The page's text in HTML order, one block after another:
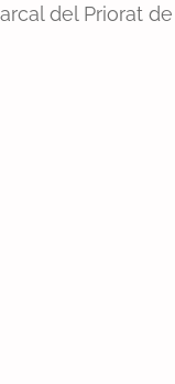
del Priorat de